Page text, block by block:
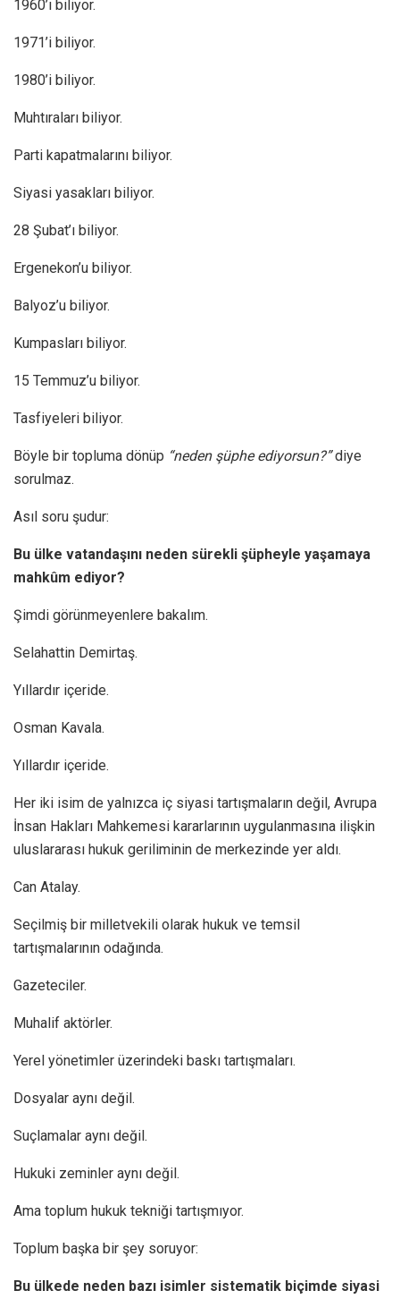
1960’ı biliyor.
1971’i biliyor.
1980’i biliyor.
Muhtıraları biliyor.
Parti kapatmalarını biliyor.
Siyasi yasakları biliyor.
28 Şubat’ı biliyor.
Ergenekon’u biliyor.
Balyoz’u biliyor.
Kumpasları biliyor.
15 Temmuz’u biliyor.
Tasfiyeleri biliyor.
Böyle bir topluma dönüp “neden şüphe ediyorsun?”diye
sorulmaz.
Asıl soru şudur:
Bu ülke vatandaşını neden sürekli şüpheyle yaşamaya
mahkûm ediyor?
Şimdi görünmeyenlere bakalım.
Selahattin Demirtaş.
Yıllardır içeride.
Osman Kavala.
Yıllardır içeride.
Her iki isim de yalnızca iç siyasi tartışmaların değil, Avrupa
İnsan Hakları Mahkemesi kararlarının uygulanmasına ilişkin
uluslararası hukuk geriliminin de merkezinde yer aldı.
Can Atalay.
Seçilmiş bir milletvekili olarak hukuk ve temsil
tartışmalarının odağında.
Gazeteciler.
Muhalif aktörler.
Yerel yönetimler üzerindeki baskı tartışmaları.
Dosyalar aynı değil.
Suçlamalar aynı değil.
Hukuki zeminler aynı değil.
Ama toplum hukuk tekniği tartışmıyor.
Toplum başka bir şey soruyor:
Bu ülkede neden bazı isimler sistematik biçimde siyasi